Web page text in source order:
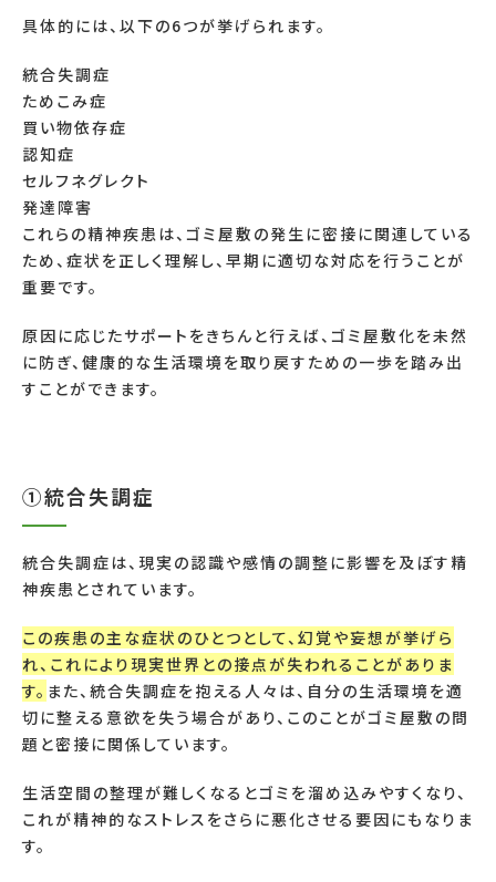
具体的には、以下の6つが挙げられます。
統合失調症
ためこみ症
買い物依存症
認知症
セルフネグレクト
発達障害
これらの精神疾患は、ゴミ屋敷の発生に密接に関連している
ため、症状を正しく理解し、早期に適切な対応を行うことが
重要です。
原因に応じたサポートをきちんと行えば、ゴミ屋敷化を未然
に防ぎ、健康的な生活環境を取り戻すための一歩を踏み出
すことができます。
①統合失調症
統合失調症は、現実の認識や感情の調整に影響を及ぼす精
神疾患とされています。
この疾患の主な症状のひとつとして、幻覚や妄想が挙げら
れ、これにより現実世界との接点が失われることがありま
す。 また、統合失調症を抱える人々は、自分の生活環境を適
切に整える意欲を失う場合があり、このことがゴミ屋敷の問
題と密接に関係しています。
生活空間の整理が難しくなるとゴミを溜め込みやすくなり、
これが精神的なストレスをさらに悪化させる要因にもなりま
す。